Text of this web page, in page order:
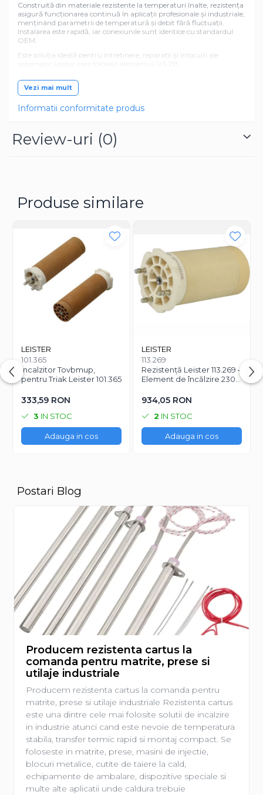
Construită din materiale rezistente la temperaturi înalte, rezistența
asigură funcționarea continuă în aplicații profesionale și industriale,
menținând parametrii de temperatură și debit fără fluctuații.
Instalarea este rapidă, iar conexiunile sunt identice cu standardul
OEM.
Este soluția ideală pentru întreținere, reparații și înlocuiri ale
Vezi mai mult
Informatii conformitate produs
Review-uri (0)
Produse similare
LEISTER
101.365
Incalzitor Tovbmup,
pentru Triak Leister 101.365
333,59 RON
3 IN STOC
Adauga in cos
LEISTER
113.269
Rezistență Leister 113.269 –
Element de încălzire 230
934,05 RON
2 IN STOC
Adauga in cos
Postari Blog
Producem rezistenta cartus la
comanda pentru matrite, prese si
utilaje industriale
Producem rezistenta cartus la comanda pentru
matrite, prese si utilaje industriale Rezistenta cartus
este una dintre cele mai folosite solutii de incalzire
in industrie atunci cand este nevoie de temperatura
stabila, transfer termic rapid si montaj compact. Se
foloseste in matrite, prese, masini de injectie,
blocuri metalice, cutite de taiere la cald,
echipamente de ambalare, dispozitive speciale si
multe alte aplicatii unde caldura trebuie